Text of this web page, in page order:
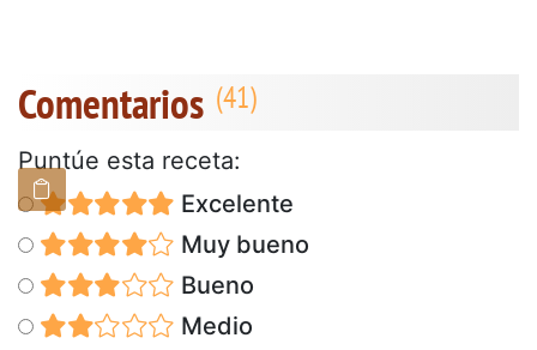
Comentarios
Puntúe esta receta:
Excelente
Muy bueno
Bueno
Medio